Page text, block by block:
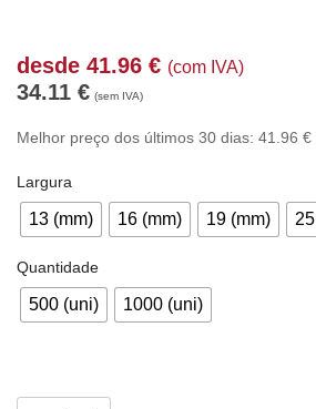
desde 41.96 € (com IVA)
34.11 € (sem IVA)
Melhor preço dos últimos 30 dias: 41.96 €
Largura
13 (mm) 16 (mm) 19 (mm)
Quantidade
500 (uni) 1000 (uni)